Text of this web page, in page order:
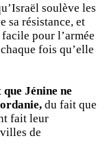
soulève les
sa résistance, et
pour l’armée
fois qu’elle
Jénine ne
du fait que
fait leur
de